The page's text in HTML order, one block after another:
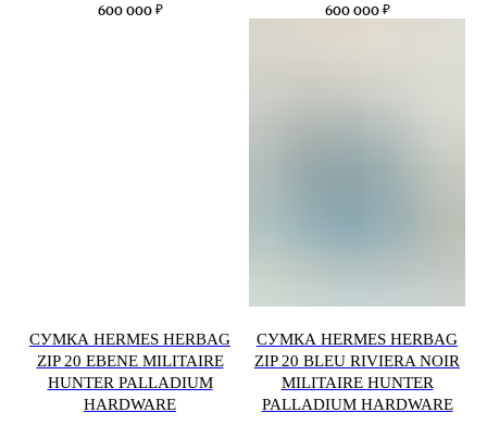
600 000 ₽ 600 000 ₽
СУМКА HERMES HERBAG
ZIP 20 EBENE MILITAIRE
HUNTER PALLADIUM
HARDWARE
СУМКА HERMES HERBAG
ZIP 20 BLEU RIVIERA NOIR
MILITAIRE HUNTER
PALLADIUM HARDWARE